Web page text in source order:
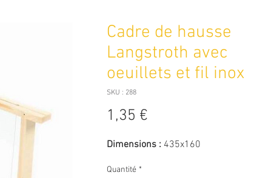
Cadre de hausse
Langstroth avec
oeuillets et fil inox
SKU : 288
1,35 €
Dimensions : 435x160
Quantité *